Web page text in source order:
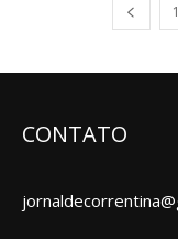
CONTATO